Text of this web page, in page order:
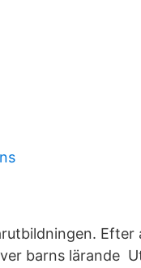
Efter
barns lärande